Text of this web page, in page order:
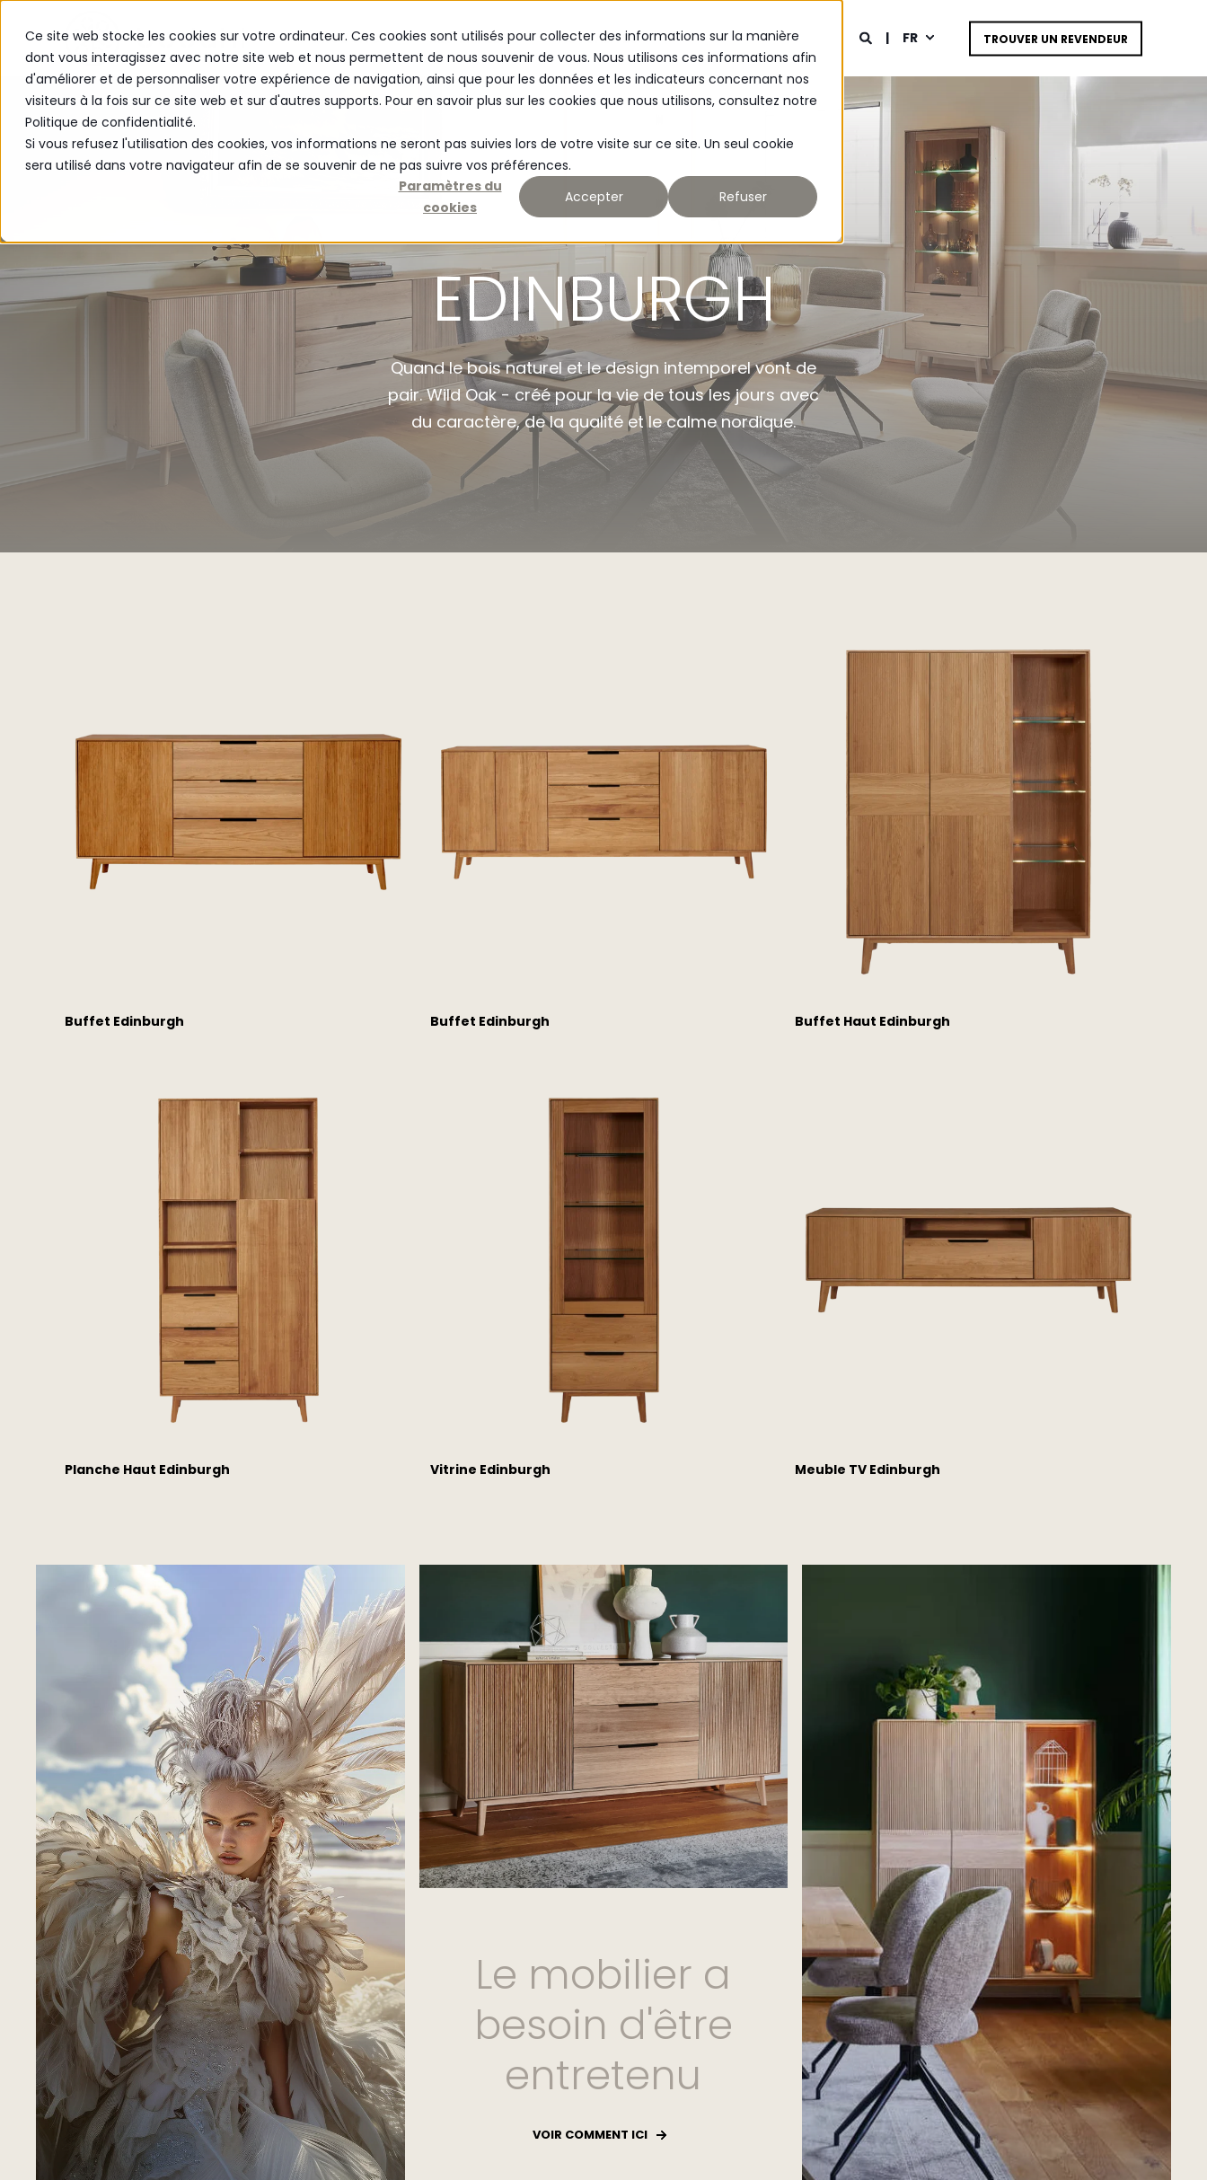
Ce site web stocke les cookies sur votre ordinateur. Ces cookies sont utilisés pour collecter des informations sur la manière
dont vous interagissez avec notre site web et nous permettent de nous souvenir de vous. Nous utilisons ces informations afin
d'améliorer et de personnaliser votre expérience de navigation, ainsi que pour les données et les indicateurs concernant nos
visiteurs à la fois sur ce site web et sur d'autres supports. Pour en savoir plus sur les cookies que nous utilisons, consultez notre
Politique de confidentialité.
Si vous refusez l'utilisation des cookies, vos informations ne seront pas suivies lors de votre visite sur ce site. Un seul cookie
sera utilisé dans votre navigateur afin de se souvenir de ne pas suivre vos préférences.
Paramètres du
cookies
Accepter Refuser
PRODUITS MATERIALER ACTUALITÉS FR TROUVER UN REVENDEUR
EDINBURGH
Quand le bois naturel et le design intemporel vont de
pair. Wild Oak - créé pour la vie de tous les jours avec
du caractère, de la qualité et le calme nordique.
Buffet Edinburgh Buffet Edinburgh Buffet Haut Edinburgh
Planche Haut Edinburgh Vitrine Edinburgh Meuble TV Edinburgh
Le mobilier a
besoin d'être
entretenu
VOIR COMMENT ICI